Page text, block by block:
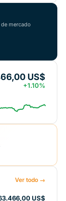
mercado
US$
+1.10%
Ver todo →
US$